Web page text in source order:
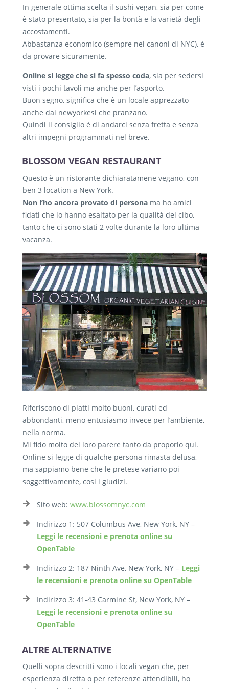
In generale ottima scelta il sushi vegan, sia per come
è stato presentato, sia per la bontà e la varietà degli
accostamenti.
Abbastanza economico (sempre nei canoni di NYC), è
da provare sicuramente.
Online si legge che si fa spesso coda, sia per sedersi
visti i pochi tavoli ma anche per l’asporto.
Buon segno, significa che è un locale apprezzato
anche dai newyorkesi che pranzano.
Quindi il consiglio è di andarci senza fretta e senza
altri impegni programmati nel breve.
BLOSSOM VEGAN RESTAURANT
Questo è un ristorante dichiaratamene vegano, con
ben 3 location a New York.
Non l’ho ancora provato di persona ma ho amici
fidati che lo hanno esaltato per la qualità del cibo,
tanto che ci sono stati 2 volte durante la loro ultima
vacanza.
Riferiscono di piatti molto buoni, curati ed
abbondanti, meno entusiasmo invece per l’ambiente,
nella norma.
Mi fido molto del loro parere tanto da proporlo qui.
Online si legge di qualche persona rimasta delusa,
ma sappiamo bene che le pretese variano poi
soggettivamente, cosi i giudizi.
Sito web: www.blossomnyc.com
Indirizzo 1: 507 Columbus Ave, New York, NY –
Leggi le recensioni e prenota online su
OpenTable
Indirizzo 2: 187 Ninth Ave, New York, NY – Leggi
le recensioni e prenota online su OpenTable
Indirizzo 3: 41-43 Carmine St, New York, NY –
Leggi le recensioni e prenota online su
OpenTable
ALTRE ALTERNATIVE
Quelli sopra descritti sono i locali vegan che, per
esperienza diretta o per referenze attendibili, ho